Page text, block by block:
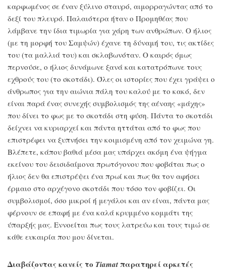
καρφωμένος σε έναν ξύλινο σταυρό, αιμορραγώντας από το
δεξί του πλευρό. Παλαιότερα ήταν ο Προμηθέας που
λάμβανε την ίδια τιμωρία για χάρη των ανθρώπων. Ο ήλιος
(με τη μορφή του Σαμψών) έχανε τη δύναμή του, τις ακτίδες
του (τα μαλλιά του) και σκλαβωνόταν. Ο καιρός όμως
περνούσε, ο ήλιος δυνάμωνε ξανά και κατατρόπωνε τους
εχθρούς του (το σκοτάδι). Όλες οι ιστορίες που έχει γράψει ο
άνθρωπος για την αιώνια πάλη του καλού με το κακό, δεν
είναι παρά ένας συνεχής συμβολισμός της αέναης «μάχης»
που δίνει το φως με το σκοτάδι στη φύση. Πάντα το σκοτάδι
δείχνει να κυριαρχεί και πάντα ηττάται από το φως που
επιστρέφει να ξυπνήσει την κοιμισμένη από τον χειμώνα γη.
Βλέπετε, κάπου βαθιά μέσα μας υπάρχει ακόμη ένα ψήγμα
εκείνου του δεισιδαίμονα πρωτόγονου που φοβάται πως ο
ήλιος δεν θα επιστρέψει ένα πρωί και πως θα τον αφήσει
έρμαιο στο αρχέγονο σκοτάδι που τόσο τον φοβίζει. Οι
συμβολισμοί, όσο μικροί ή μεγάλοι και αν είναι, πάντα μας
φέρνουν σε επαφή με ένα καλά κρυμμένο κομμάτι της
ύπαρξής μας. Εννοείται πως τους λατρεύω και τους τιμώ σε
κάθε ευκαιρία που μου δίνεται.
Διαβάζοντας κανείς το Tiamatπαρατηρεί αρκετές